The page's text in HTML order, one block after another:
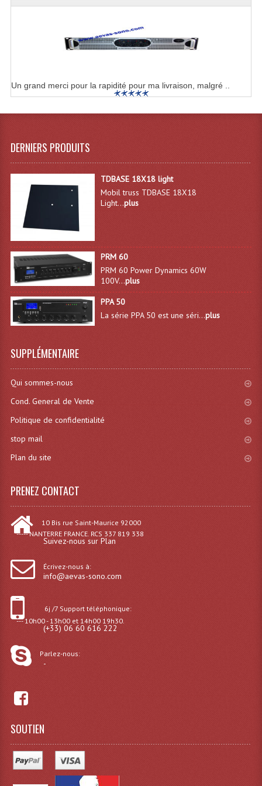
Enceintes Hifi
Enceintes Monitoring
Haut-Parleurs Moteurs Tweeters Filtres
Haut-Parleurs Amplis Guitare
Moteurs Pavillons Pour Enceinte
Tweeters Pour Enceintes
Platines Disque Vinyles
Lecteurs Cd À Plats
Lecteurs Cd À Plats Lecteur MP3
Lecteurs Double Cd Mixage Intégrée
Lecteurs Lasers Simple Et Mp3 (rack 19")
Digital Package Et Logiciel
Microphones Scène Et Studio
Micro Sans Fil HF UHF 800MHZ
Micros De Studio
Samplers, Échantillonneurs
Un grand merci pour la rapidité pour ma livraison, malgré ..
DERNIERS PRODUITS
TDBASE 18X18 light
Mobil truss TDBASE 18X18
Light...plus
PRM 60
PRM 60 Power Dynamics 60W
100V...plus
PPA 50
La série PPA 50 est une séri...plus
SUPPLÉMENTAIRE
Qui sommes-nous
Cond. General de Vente
Politique de confidentialité
stop mail
Plan du site
PRENEZ CONTACT
10 Bis rue Saint-Maurice 92000
----- NANTERRE FRANCE. RCS 337 819 338
Suivez-nous sur Plan
Écrivez-nous à:
info@aevas-sono.com
6j /7 Support téléphonique:
--- 10h00 - 13h00 et 14h00 19h30.
(+33) 06 60 616 222
Parlez-nous:
-
SOUTIEN